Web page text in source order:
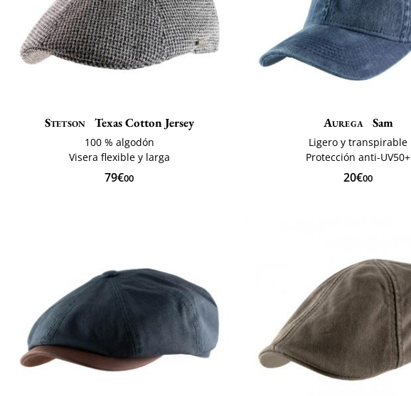
Stetson Texas Cotton Jersey
100 % algodón
Visera flexible y larga
79€00
Aurega Sam
Ligero y transpirable
Protección anti-UV50+
20€00